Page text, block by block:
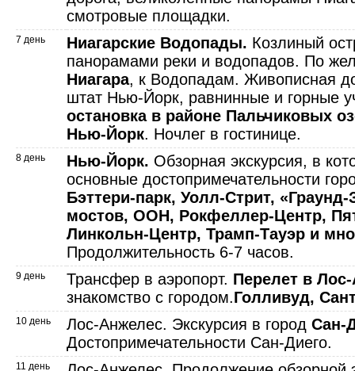
смотровые площадки.
7 день Ниагарские Водопады. Козлиный
панорамами реки и водопадов. По
Ниагара, к Водопадам. Живописная
штат Нью-Йорк, равнинные и горные
остановка в районе Пальчиковых
Нью-Йорк. Ночлег в гостинице.
8 день Нью-Йорк. Обзорная экскурсия, в
основные достопримечательности
Бэттери-парк, Уолл-Стрит,
мостов, ООН, Рокфеллер-Центр,
Линкольн-Центр, Трамп-Тауэр и
Продолжительность 6-7 часов.
9 день Трансфер в аэропорт. Перелет в
знакомство с городом.Голливуд,
10 день Лос-Анжелес. Экскурсия в город Сан-
Достопримечательности Сан-Диего.
11 день